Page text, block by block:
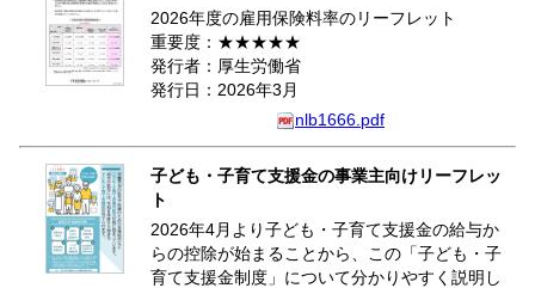
2026年度の雇用保険料率のリーフレット
重要度：★★★★★
発行者：厚生労働省
発行日：2026年3月
nlb1666.pdf
子ども・子育て支援金の事業主向けリーフレッ
ト
2026年4月より子ども・子育て支援金の給与か
らの控除が始まることから、この「子ども・子
育て支援金制度」について分かりやすく説明し